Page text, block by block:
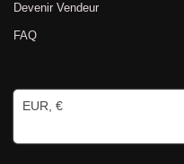
Devenir Vendeur
FAQ
EUR, €